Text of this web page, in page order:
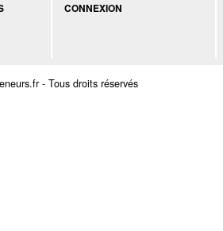
CONNEXION
- Tous droits réservés